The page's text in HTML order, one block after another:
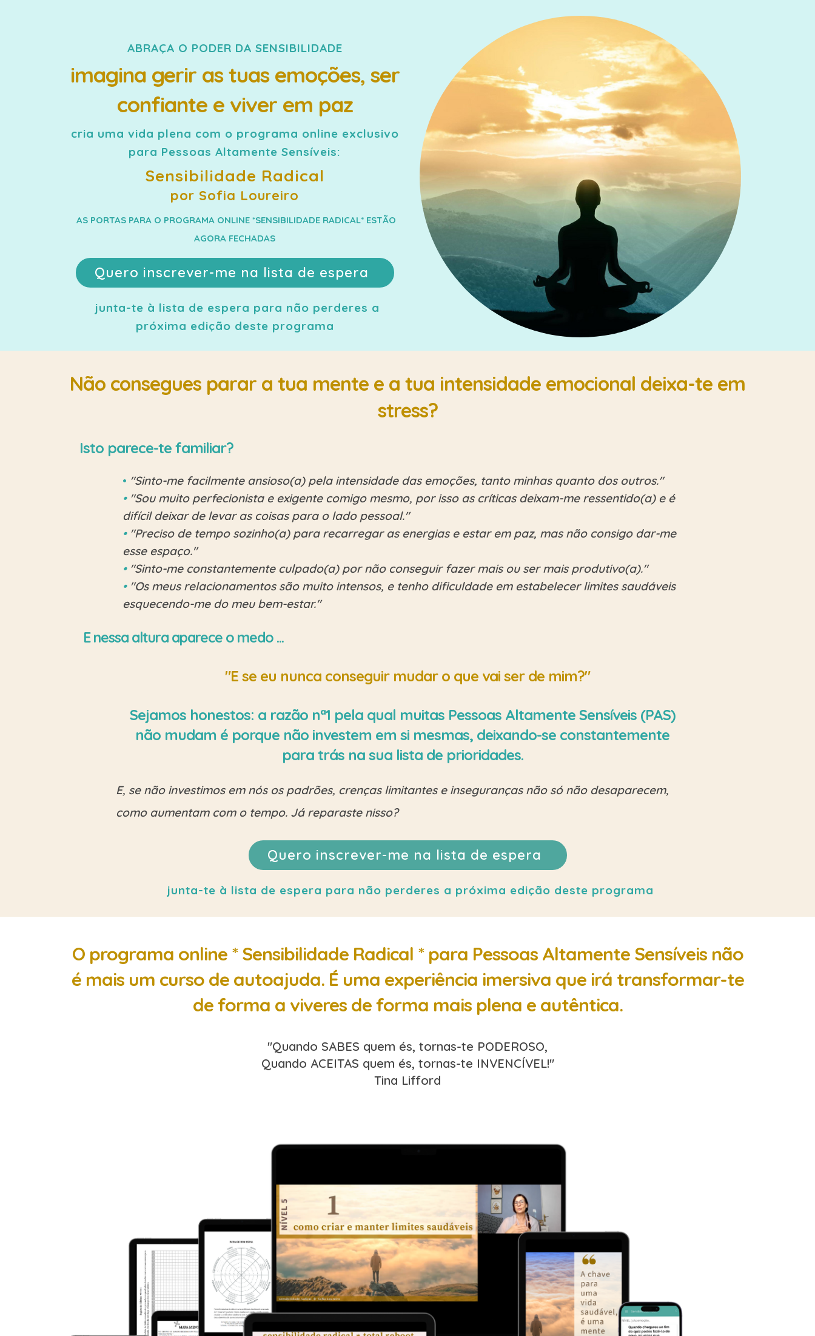
ABRAÇA O PODER DA SENSIBILIDADE
imagina gerir as tuas emoções, ser
confiante e viver em paz
cria uma vida plena com o programa online exclusivo
para Pessoas Altamente Sensíveis:
Sensibilidade Radical
por Sofia Loureiro
AS PORTAS PARA O PROGRAMA ONLINE *SENSIBILIDADE RADICAL* ESTÃO
AGORA FECHADAS
Quero inscrever-me na lista de espera
junta-te à lista de espera para não perderes a
próxima edição deste programa
Não consegues parar a tua mente e a tua intensidade emocional deixa-te em
stress?
Isto parece-te familiar?
• "Sinto-me facilmente ansioso(a) pela intensidade das emoções, tanto minhas quanto dos outros."
•"Sou muito perfecionista e exigente comigo mesmo, por isso as críticas deixam-me ressentido(a) e é
difícil deixar de levar as coisas para o lado pessoal."
•"Preciso de tempo sozinho(a) para recarregar as energias e estar em paz, mas não consigo dar-me
esse espaço."
•"Sinto-me constantemente culpado(a) por não conseguir fazer mais ou ser mais produtivo(a)."
•"Os meus relacionamentos são muito intensos, e tenho dificuldade em estabelecer limites saudáveis
esquecendo-me do meu bem-estar."
E nessa altura aparece o medo ...
"E se eu nunca conseguir mudar o que vai ser de mim?"
Sejamos honestos: a razão nª1 pela qual muitas Pessoas Altamente Sensíveis (PAS)
não mudam é porque não investem em si mesmas, deixando-se constantemente
para trás na sua lista de prioridades.
E, se não investimos em nós os padrões, crenças limitantes e inseguranças não só não desaparecem,
como aumentam com o tempo. Já reparaste nisso?
Quero inscrever-me na lista de espera
junta-te à lista de espera para não perderes a próxima edição deste programa
O programa online * Sensibilidade Radical * para Pessoas Altamente Sensíveis não
é mais um curso de autoajuda. É uma experiência imersiva que irá transformar-te
de forma a viveres de forma mais plena e autêntica.
"Quando SABES quem és, tornas-te PODEROSO,
Quando ACEITAS quem és, tornas-te INVENCÍVEL!"
Tina Lifford